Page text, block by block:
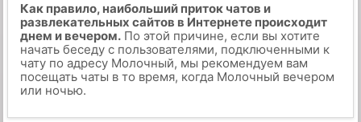
Как правило, наибольший приток чатов и
развлекательных сайтов в Интернете происходит
днем и вечером.По этой причине, если вы хотите
начать беседу с пользователями, подключенными к
чату по адресу Молочный, мы рекомендуем вам
посещать чаты в то время, когда Молочный вечером
или ночью.